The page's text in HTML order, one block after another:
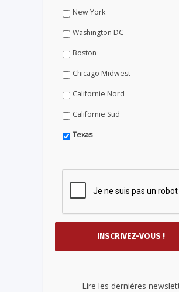
New York
Washington DC
Boston
Chicago Midwest
Californie Nord
Californie Sud
Texas
Lire les dernières